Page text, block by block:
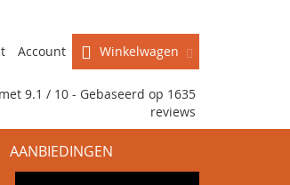
Winkelwagen
Account
9.1 / 10 - Gebaseerd op 1635
reviews
AANBIEDINGEN